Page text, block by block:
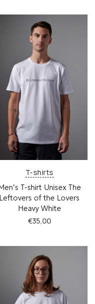
το
προϊόν
έχει
πολλαπλές
παραλλαγές.
Οι
επιλογές
μπορούν
να
επιλεγούν
στη
σελίδα
προϊόντος
T-shirts
T-shirt Unisex The
Leftovers of the Lovers
Heavy White
€35,00
το
προϊόν
έχει
πολλαπλές
παραλλαγές.
Οι